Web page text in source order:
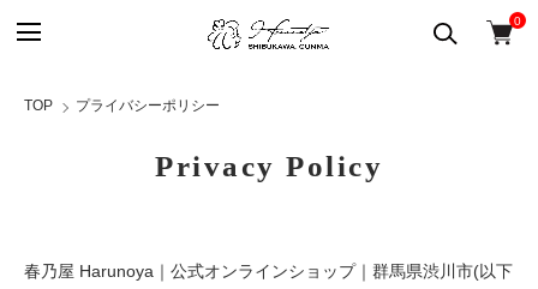
0
TOP プライバシーポリシー
Privacy Policy
春乃屋 Harunoya｜公式オンラインショップ｜群馬県渋川市(以下